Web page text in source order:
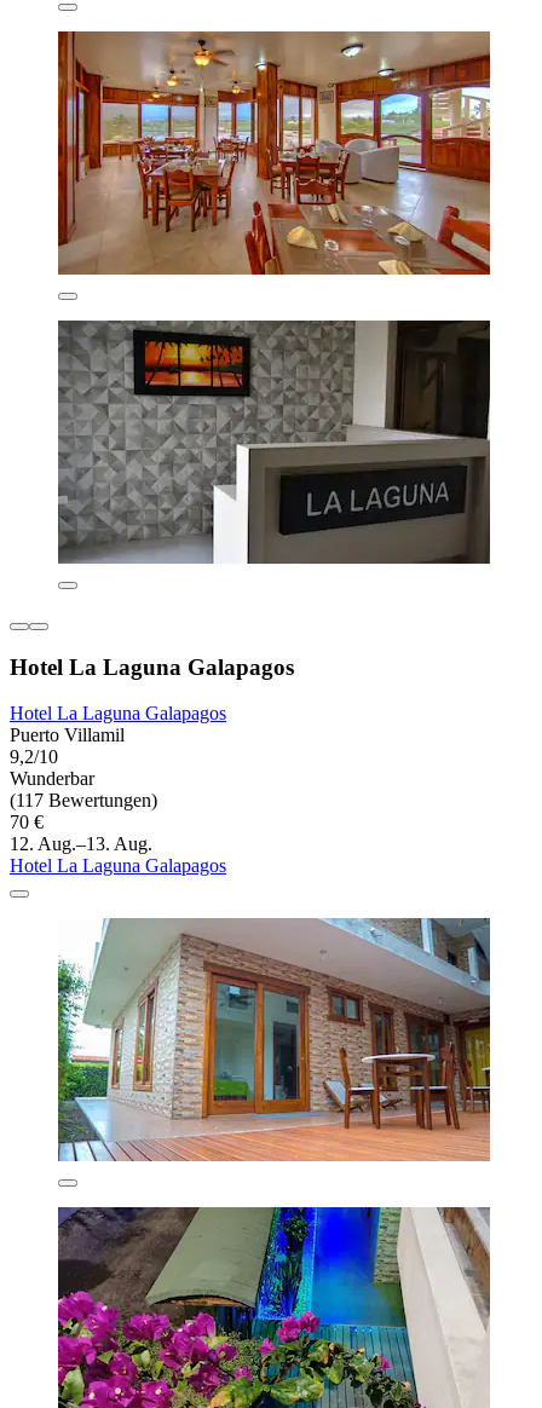
Hotel La Laguna Galapagos
Hotel La Laguna Galapagos
Puerto Villamil
9,2/10
Wunderbar
(117 Bewertungen)
70 €
12. Aug.–13. Aug.
Hotel La Laguna Galapagos